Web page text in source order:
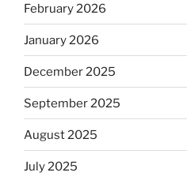
February 2026
January 2026
December 2025
September 2025
August 2025
July 2025